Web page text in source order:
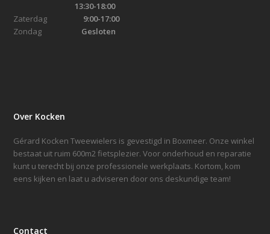
13:30-18:00
Zaterdag 9:00-17:00
Zondag Gesloten
Over Kocken
Gérard Kocken Tweewielers is gevestigd in Boxmeer. Onze winkel
bestaat uit ruim 600m2 fietsplezier. Voor onderhoud en reparatie
kunt u terecht bij onze professionele werkplaats. Kortom, kom
eens kijken en laat u adviseren door ons deskundige team!
Contact